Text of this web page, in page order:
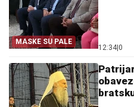
MASKE SU PALE
12:34|0